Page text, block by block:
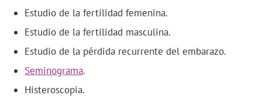
Estudio de la fertilidad femenina.
Estudio de la fertilidad masculina.
Estudio de la pérdida recurrente del embarazo.
Seminograma.
Histeroscopia.